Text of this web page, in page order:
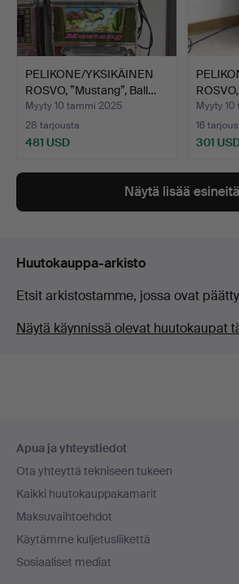
PELIKONE/YKSIKÄINEN
ROSVO, ”Mustang”, Ball…
Myyty 10 tammi 2025
28 tarjousta
481 USD
Myyty
16
301
Näytä lisää esineitä
Huutokauppa-arkisto
Etsit arkistostamme, jossa ovat
Näytä käynnissä olevat huutokaupat
Apua ja yhteystiedot
Ota yhteyttä tekniseen tukeen
Kaikki huutokauppakamarit
Maksuvaihtoehdot
Käytämme kuljetusliikettä
Sosiaaliset mediat